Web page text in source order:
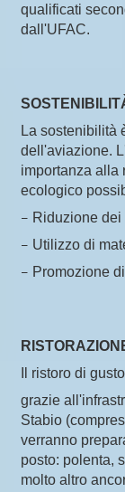
qualificati
dall'UFAC.
La sostenibilità
dell'aviazione.
importanza alla
ecologico
– Riduzione dei
– Utilizzo di
– Promozione
Il ristoro di
grazie
Stabio
verranno
posto: polenta,
molto altro